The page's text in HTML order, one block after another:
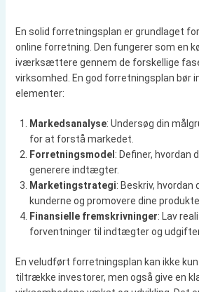
En solid forretningsplan er grundlaget
online forretning. Den fungerer som en
iværksættere gennem de forskellige
virksomhed. En god forretningsplan bør
elementer:
Markedsanalyse: Undersøg din
for at forstå markedet.
Forretningsmodel : Definer, hvordan
generere indtægter.
Marketingstrategi: Beskriv, hvordan
kunderne og promovere dine
Finansielle fremskrivninger: Lav
forventninger til indtægter og
En veludført forretningsplan kan ikke
tiltrække investorer, men også give en